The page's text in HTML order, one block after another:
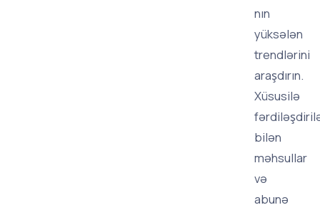
nın
yüksələn
trendlərini
araşdırın.
Xüsusilə
bilən
məhsullar
və
abunə